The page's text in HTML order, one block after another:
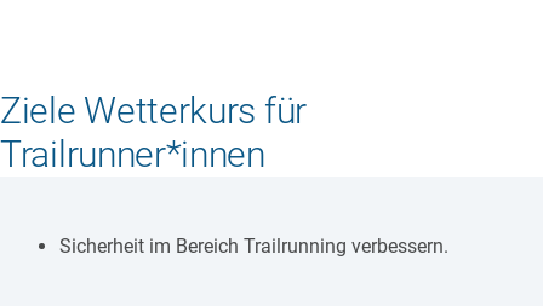
Ziele Wetterkurs für
Trailrunner*innen
Sicherheit im Bereich Trailrunning verbessern.